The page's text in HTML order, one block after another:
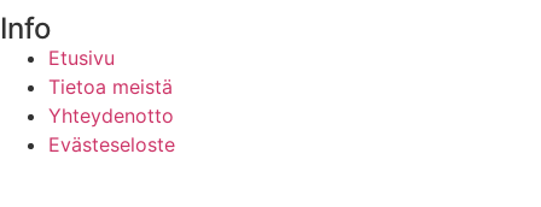
Info
Etusivu
Tietoa meistä
Yhteydenotto
Evästeseloste